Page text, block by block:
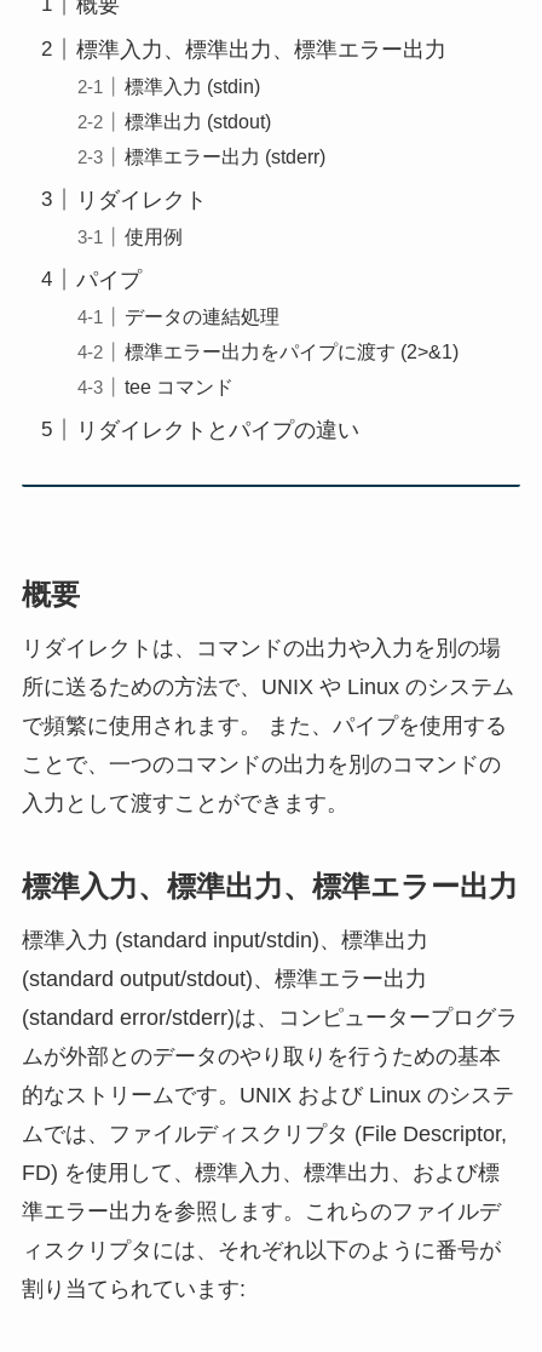
標準入力、標準出力、標準エラー出力
標準入力 (stdin)
標準出力 (stdout)
標準エラー出力 (stderr)
リダイレクト
使用例
パイプ
データの連結処理
標準エラー出力をパイプに渡す (2>&1)
tee コマンド
リダイレクトとパイプの違い
概要
リダイレクトは、コマンドの出力や入力を別の場
所に送るための方法で、UNIX や Linux のシステム
で頻繁に使用されます。 また、パイプを使用する
ことで、一つのコマンドの出力を別のコマンドの
入力として渡すことができます。
標準入力、標準出力、標準エラー出力
標準入力 (standard input/stdin)、標準出力
(standard output/stdout)、標準エラー出力
(standard error/stderr)は、コンピュータープログラ
ムが外部とのデータのやり取りを行うための基本
的なストリームです。UNIX および Linux のシステ
ムでは、ファイルディスクリプタ (File Descriptor,
FD) を使用して、標準入力、標準出力、および標
準エラー出力を参照します。これらのファイルデ
ィスクリプタには、それぞれ以下のように番号が
割り当てられています: